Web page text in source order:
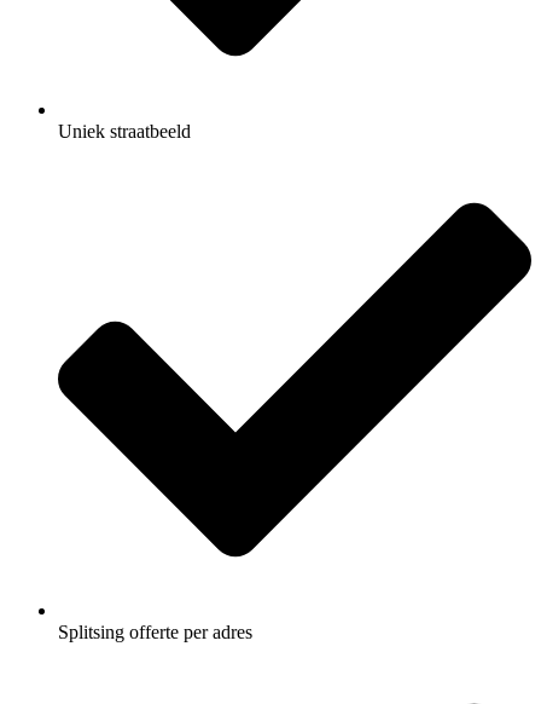
Uniek straatbeeld
Splitsing offerte per adres